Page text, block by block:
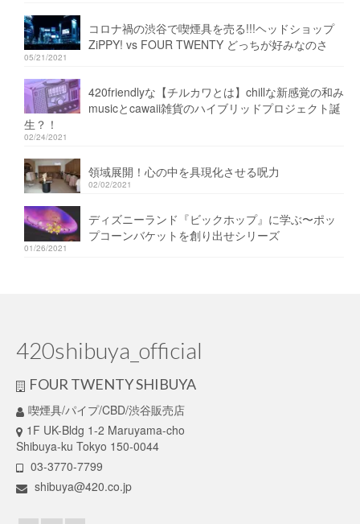
コロナ禍の渋谷で喫煙具を売る!!!ヘッドショップ
ZiPPY! vs FOUR TWENTY どっちが好みなのさ
05/21/2021
420friendlyな【チルカワとは】chillな新感覚の和み
musicとcawaii雑貨のハイブリッドプロジェクト誕
生？！
02/24/2021
領域展開！心の中を具現化させる呪力
02/02/2021
ディズニーランド『ビックホップ』に学ぶ〜ポッ
プコーンバケットを創り出せシリーズ
01/26/2021
420shibuya_official
FOUR TWENTY SHIBUYA
喫煙具/パイプ/CBD/渋谷販売店
1F UK-Bldg 1-2 Maruyama-cho
Shibuya-ku Tokyo 150-0044
03-3770-7799
shibuya@420.co.jp